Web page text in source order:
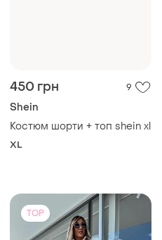
450 грн 9
Shein
Костюм шорти + топ shein xl
XL
TOP